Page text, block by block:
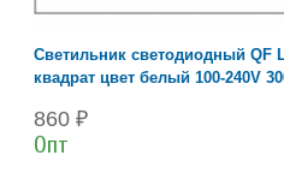
Светильник светодиодный QF
квадрат цвет белый 100-240V
860 ₽
Опт